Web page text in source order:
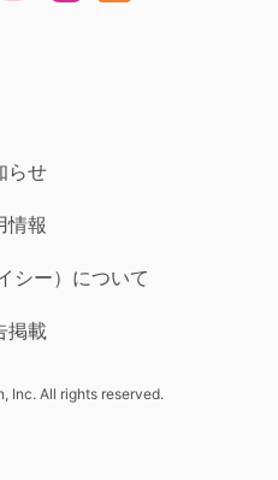
らせ
情報
シー）について
掲載
Inc. All rights reserved.